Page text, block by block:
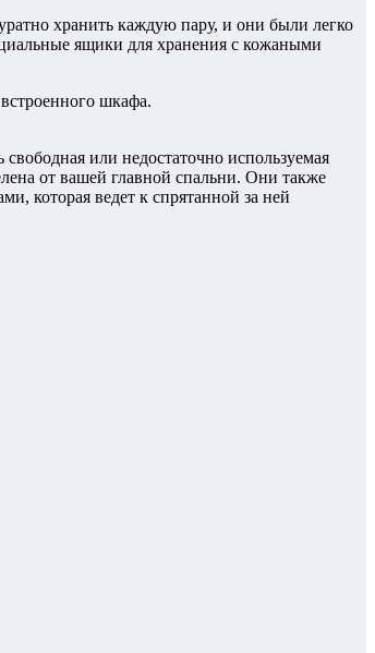
хранить каждую пару, и они были легко
ящики для хранения с кожаными
шкафа.
или недостаточно используемая
от вашей главной спальни. Они также
которая ведет к спрятанной за ней